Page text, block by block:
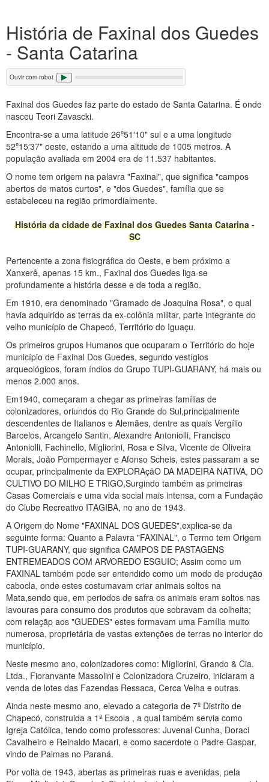
História de Faxinal dos Guedes
- Santa Catarina
Ouvir com robot
Faxinal dos Guedes faz parte do estado de Santa Catarina. É onde
nasceu Teori Zavascki.
Encontra-se a uma latitude 26º51′10" sul e a uma longitude
52º15′37" oeste, estando a uma altitude de 1005 metros. A
população avaliada em 2004 era de 11.537 habitantes.
O nome tem origem na palavra "Faxinal", que significa "campos
abertos de matos curtos", e "dos Guedes", família que se
estabeleceu na região primordialmente.
História da cidade de Faxinal dos Guedes Santa Catarina -
SC
Pertencente a zona fisiográfica do Oeste, e bem próximo a
Xanxerê, apenas 15 km., Faxinal dos Guedes liga-se
profundamente a história desse e de toda a região.
Em 1910, era denominado "Gramado de Joaquina Rosa", o qual
havia adquirido as terras da ex-colônia militar, parte integrante do
velho município de Chapecó, Território do Iguaçu.
Os primeiros grupos Humanos que ocuparam o Território do hoje
município de Faxinal Dos Guedes, segundo vestígios
arqueológicos, foram índios do Grupo TUPI-GUARANY, há mais ou
menos 2.000 anos.
Em1940, começaram a chegar as primeiras famílias de
colonizadores, oriundos do Rio Grande do Sul,principalmente
descendentes de Italianos e Alemães, dentre as quais Vergílio
Barcelos, Arcangelo Santin, Alexandre Antoniolli, Francisco
Antoniolli, Fachinello, Migliorini, Rosa e Silva, Vicente de Oliveira
Morais, João Pompermayer e Afonso Scheis, estes passaram a se
ocupar, principalmente da EXPLORAçãO DA MADEIRA NATIVA, DO
CULTIVO DO MILHO E TRIGO,Surgindo também as primeiras
Casas Comerciais e uma vida social mais intensa, com a Fundação
do Clube Recreativo ITAGIBA, no ano de 1943.
A Origem do Nome "FAXINAL DOS GUEDES",explica-se da
seguinte forma: Quanto a Palavra "FAXINAL", o Termo tem Origem
TUPI-GUARANY, que significa CAMPOS DE PASTAGENS
ENTREMEADOS COM ARVOREDO ESGUIO; Assim como um
FAXINAL também pode ser entendido como um modo de produção
cabocla, onde estes costumavam criar animais soltos na
Mata,sendo que, em periodos de safra os animais eram soltos nas
lavouras para consumo dos produtos que sobravam da colheita;
com relaçãp aos "GUEDES" estes formavam uma Família muito
numerosa, proprietária de vastas extenções de terras no interior do
município.
Neste mesmo ano, colonizadores como: Migliorini, Grando & Cia.
Ltda., Fioranvante Massolini e Colonizadora Cruzeiro, iniciaram a
venda de lotes das Fazendas Ressaca, Cerca Velha e outras.
Ainda neste mesmo ano, elevado a categoria de 7º Distrito de
Chapecó, construida a 1ª Escola , a qual também servia como
Igreja Católica, tendo como professores: Juvenal Cunha, Doraci
Cavalheiro e Reinaldo Macari, e como sacerdote o Padre Gaspar,
vindo de Palmas no Paraná.
Por volta de 1943, abertas as primeiras ruas e avenidas, pela